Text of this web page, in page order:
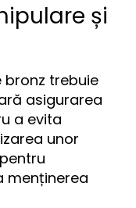
și
bronz trebuie
asigurarea
a evita
unor
menținerea